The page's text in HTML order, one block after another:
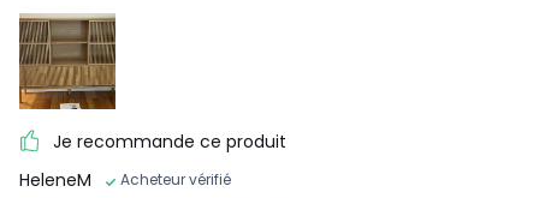
Je recommande ce produit
HeleneM
Acheteur vérifié